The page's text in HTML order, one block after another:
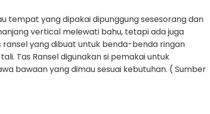
tempat yang dipakai dipunggung sesesorang dan
vertical melewati bahu, tetapi ada juga
yang dibuat untuk benda-benda ringan
Tas Ransel digunakan si pemakai untuk
bawaan yang dimau sesuai kebutuhan. ( Sumber